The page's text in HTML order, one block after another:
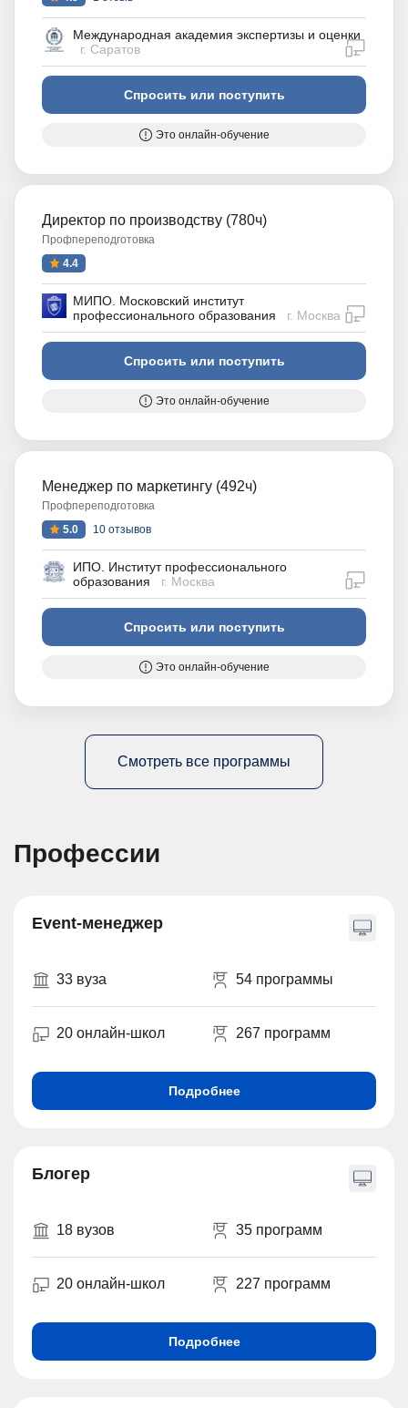
Международная академия экспертизы и оценки
г. Саратов
Спросить или поступить
Это онлайн-обучение
Директор по производству (780ч)
Профпереподготовка
4.4
МИПО. Московский институт
профессионального образования
г. Москва
Спросить или поступить
Это онлайн-обучение
Менеджер по маркетингу (492ч)
Профпереподготовка
5.0
10 отзывов
ИПО. Институт профессионального
образования
г. Москва
Спросить или поступить
Это онлайн-обучение
Смотреть все программы
Профессии
Event-менеджер
33 вуза 54 программы
20 онлайн-школ 267 программ
Подробнее
Блогер
18 вузов 35 программ
20 онлайн-школ 227 программ
Подробнее